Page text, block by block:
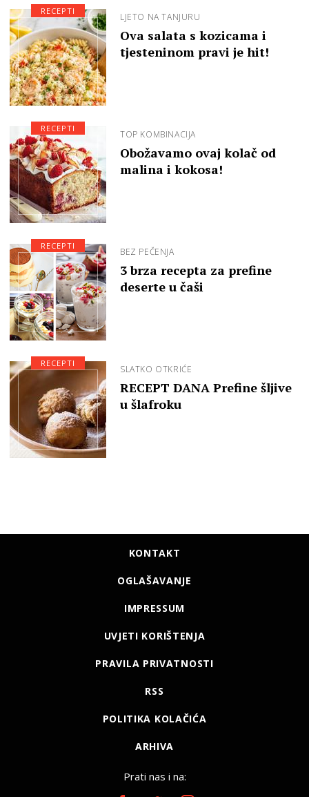
LJETO NA TANJURU
Ova salata s kozicama i
tjesteninom pravi je hit!
RECEPTI
TOP KOMBINACIJA
Obožavamo ovaj kolač od
malina i kokosa!
RECEPTI
BEZ PEČENJA
3 brza recepta za prefine
deserte u čaši
RECEPTI
SLATKO OTKRIĆE
RECEPT DANA Prefine šljive
u šlafroku
RECEPTI
KONTAKT
OGLAŠAVANJE
IMPRESSUM
UVJETI KORIŠTENJA
PRAVILA PRIVATNOSTI
RSS
POLITIKA KOLAČIĆA
ARHIVA
Prati nas i na: